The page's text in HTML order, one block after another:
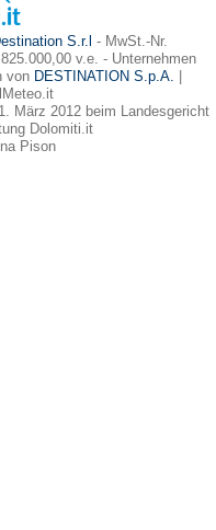
S.r.l - MwSt.-Nr.
v.e. - Unternehmen
von DESTINATION S.p.A.
März 2012 beim Landesgericht
Dolomiti.it
Pison